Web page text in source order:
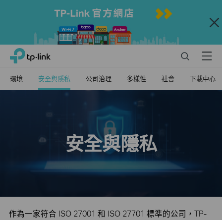
Close
Click
the
TP-Link, Reliably Smart SearchMenu
環境 安全與隱私 公司治理 多樣性 社會 下載中心
安全與隱私
作為一家符合 ISO 27001 和 ISO 27701 標準的公司，TP-